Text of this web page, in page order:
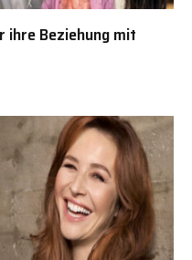
ihre Beziehung mit